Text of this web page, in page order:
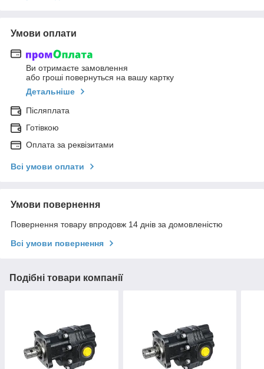
Умови оплати
Ви отримаєте замовлення
або гроші повернуться на вашу картку
Детальніше
Післяплата
Готівкою
Оплата за реквізитами
Всі умови оплати
Умови повернення
Повернення товару впродовж 14 днів за домовленістю
Всі умови повернення
Подібні товари компанії